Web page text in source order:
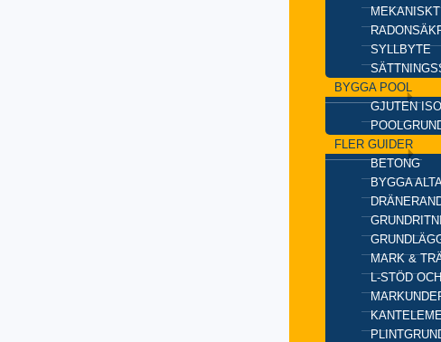
SYLLBYTE
BYGGA POOL
GJUTEN
FLER GUIDER
BETONG
BYGGA
MARK &
L-STÖD